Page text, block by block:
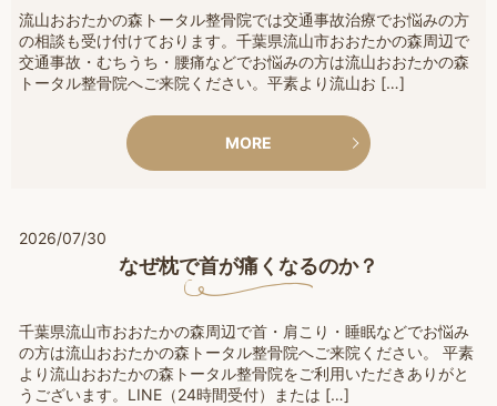
流山おおたかの森トータル整骨院では交通事故治療でお悩みの方
の相談も受け付けております。千葉県流山市おおたかの森周辺で
交通事故・むちうち・腰痛などでお悩みの方は流山おおたかの森
トータル整骨院へご来院ください。平素より流山お […]
MORE
2026/07/30
なぜ枕で首が痛くなるのか？
千葉県流山市おおたかの森周辺で首・肩こり・睡眠などでお悩み
の方は流山おおたかの森トータル整骨院へご来院ください。 平素
より流山おおたかの森トータル整骨院をご利用いただきありがと
うございます。LINE（24時間受付）または […]